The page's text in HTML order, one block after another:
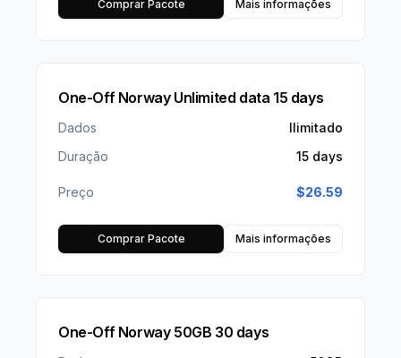
Comprar Pacote Mais informações
One-Off Norway Unlimited data 15 days
Dados
Ilimitado
Duração
15 days
Preço $26.59
Comprar Pacote Mais informações
One-Off Norway 50GB 30 days